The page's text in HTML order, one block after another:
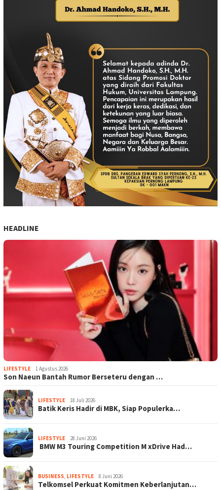
HEADLINE
LIFESTYLE 1 Agustus 2026
Son Naeun Bantah Rumor Berseteru dengan …
LIFESTYLE 18 Juli 2026
Batik Keris Hadir di MBK, Siap Populerka…
LIFESTYLE 28 Juni 2026
BMW M3 Touring Competition M xDrive Had…
BUSINESS, LIFESTYLE 8 Juni 2026
Telkomsel Perkuat Komitmen Keberlanjutan…